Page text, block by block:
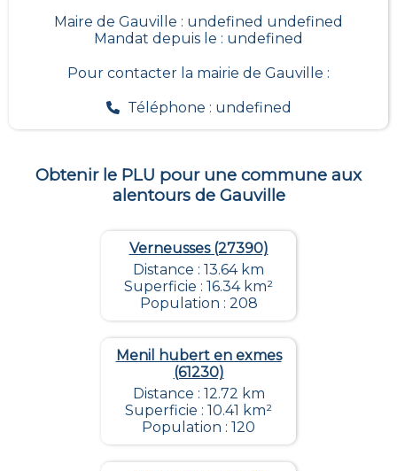
Maire de Gauville : undefined undefined
Mandat depuis le : undefined
Pour contacter la mairie de Gauville :
Téléphone : undefined
Obtenir le PLU pour une commune aux
alentours de Gauville
Verneusses (27390)
Distance : 13.64 km
Superficie : 16.34 km²
Population : 208
Menil hubert en exmes
(61230)
Distance : 12.72 km
Superficie : 10.41 km²
Population : 120